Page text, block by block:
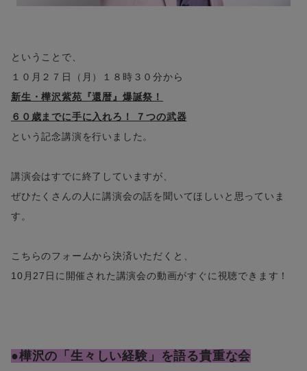
ということで、
１０月２７日（月）１８時３０分から
新生・樺沢紫苑『還暦』爆誕祭！
６０歳までに手に入れろ！ ７つの武器
という記念講演を行いました。
講演会はすでに終了していますが、
ぜひたくさんの人に講演会の話を聞いてほしいと思っていま
す。
こちらのフォームから決済いただくと、
10月27日に開催された講演会の動画がすぐに視聴できます！
●樺沢の「生々しい経験」を語る貴重な会